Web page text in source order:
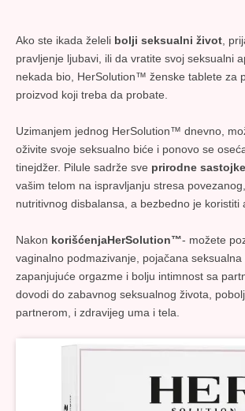
Ako ste ikada želeli bolji seksualni život ,
pravljenje ljubavi, ili da vratite svoj seksualni
nekada bio, HerSolution™ ženske tablete za
proizvod koji treba da probate.
Uzimanjem jednog HerSolution™ dnevno,
oživite svoje seksualno biće i ponovo se
tinejdžer. Pilule sadrže sve prirodne
vašim telom na ispravljanju stresa
nutritivnog disbalansa, a bezbedno je koristiti
Nakon korišćenjaHerSolution™- možete
vaginalno podmazivanje, pojačana seksualna
zapanjujuće orgazme i bolju intimnost sa
dovodi do zabavnog seksualnog života,
partnerom, i zdravijeg uma i tela.